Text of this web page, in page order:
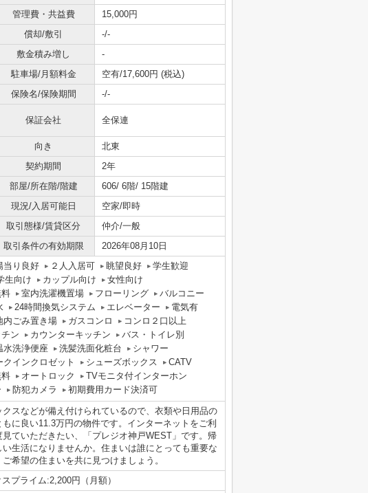
管理費・共益費
15,000円
償却/敷引
-/-
敷金積み増し
-
駐車場/月額料金
空有/17,600円 (税込)
保険名/保険期間 -/-
保証会社 全保連
向き
北東
契約期間
2年
部屋/所在階/階建
606/ 6階/ 15階建
現況/入居可能日
空家/即時
取引態様/賃貸区分
仲介/一般
取引条件の有効期限 2026年08月10日
当り良好 ２人入居可 眺望良好
学生歓迎
生向け カップル向け
女性向け
室内洗濯機置場 フローリング
バルコニー
24時間換気システム エレベーター
電気有
内ごみ置き場 ガスコンロ
コンロ２口以上
ン カウンターキッチン
バス・トイレ別
水洗浄便座 洗髪洗面化粧台
シャワー
クインクロゼット シューズボックス
CATV
オートロック
TVモニタ付インターホン
防犯カメラ 初期費用カード決済可
スなどが備え付けられているので、衣類や日用品の
に良い11.3万円の物件です。インターネットをご利
ていただきたい、「プレジオ神戸WEST」です。帰
生活になりませんか。住まいは誰にとっても重要な
希望の住まいを共に見つけましょう。
プライム:2,200円（月額）